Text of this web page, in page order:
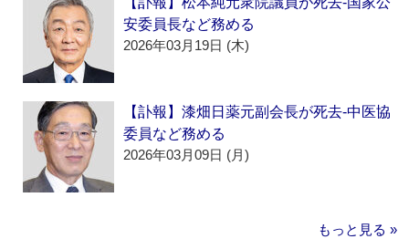
安委員長など務める
2026年03月19日 (木)
【訃報】漆畑日薬元副会長が死去‐中医協
委員など務める
2026年03月09日 (月)
もっと見る »